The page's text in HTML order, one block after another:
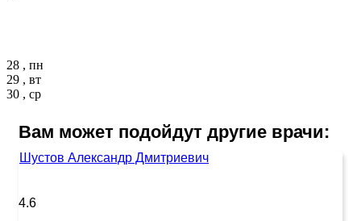
28 , пн
29 , вт
30 , ср
Вам может подойдут другие врачи:
Шустов Александр Дмитриевич
4.6